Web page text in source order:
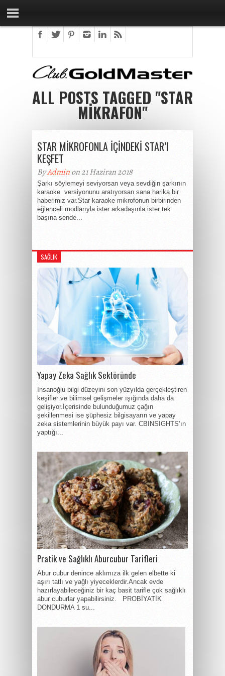
ALL POSTS TAGGED "STAR
MIKRAFON"
STAR MİKROFONLA İÇİNDEKİ STAR’I
KEŞFET
ByAdminon 21 Haziran 2018
Şarkı söylemeyi seviyorsan veya sevdiğin şarkının
karaoke versiyonunu aratıyorsan sana harika bir
haberimiz var.Star karaoke mikrofonun birbirinden
eğlenceli modlarıyla ister arkadaşınla ister tek
başına sende...
SAĞLIK
Yapay Zeka Sağlık Sektöründe
İnsanoğlu bilgi düzeyini son yüzyılda gerçekleştiren
keşifler ve bilimsel gelişmeler ışığında daha da
gelişiyor.İçerisinde bulunduğumuz çağın
şekillenmesi ise şüphesiz bilgisayarın ve yapay
zeka sistemlerinin büyük payı var. CBINSIGHTS’ın
yaptığı...
Pratik ve Sağlıklı Aburcubur Tarifleri
Abur cubur denince aklımıza ilk gelen elbette ki
aşırı tatlı ve yağlı yiyeceklerdir.Ancak evde
hazırlayabileceğiniz bir kaç basit tarifle çok sağlıklı
abur cuburlar yapabilirsiniz. PROBİYATİK
DONDURMA 1 su...